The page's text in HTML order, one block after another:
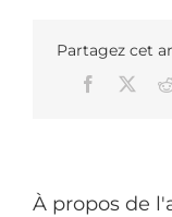
Partagez cet
Facebook
À propos de